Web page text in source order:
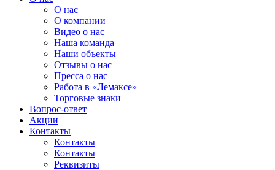
О нас
О компании
Видео о нас
Наша команда
Наши объекты
Отзывы о нас
Пресса о нас
Работа в «Лемаксе»
Торговые знаки
Вопрос-ответ
Акции
Контакты
Контакты
Контакты
Реквизиты